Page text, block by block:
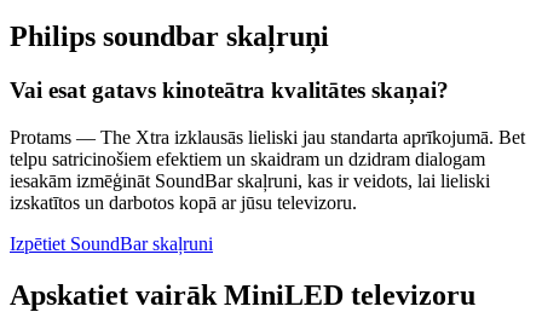
Philips soundbar skaļruņi
Vai esat gatavs kinoteātra kvalitātes skaņai?
Protams — The Xtra izklausās lieliski jau standarta aprīkojumā. Bet
telpu satricinošiem efektiem un skaidram un dzidram dialogam
iesakām izmēģināt SoundBar skaļruni, kas ir veidots, lai lieliski
izskatītos un darbotos kopā ar jūsu televizoru.
Izpētiet SoundBar skaļruni
Apskatiet vairāk MiniLED televizoru